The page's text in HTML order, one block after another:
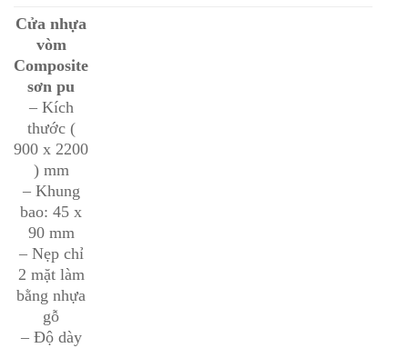
Cửa nhựa
vòm
Composite
sơn pu
– Kích
thước (
900 x 2200
) mm
– Khung
bao: 45 x
90 mm
– Nẹp chỉ
2 mặt làm
bằng nhựa
gỗ
– Độ dày